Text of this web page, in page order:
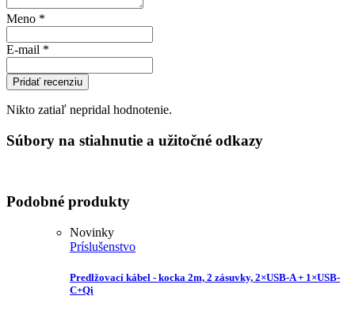
Meno *
E-mail *
Pridať recenziu
Nikto zatiaľ nepridal hodnotenie.
Súbory na stiahnutie a užitočné odkazy
Podobné produkty
Novinky
Príslušenstvo
Predlžovací kábel - kocka 2m, 2 zásuvky, 2×USB-A + 1×USB-
C+Qi